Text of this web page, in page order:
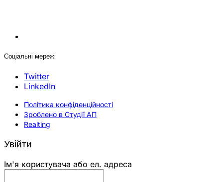
Соціальні мережі
Twitter
LinkedIn
Політика конфіденційності
Зроблено в Студії АП
Realting
Увійти
Ім'я користувача або ел. адреса